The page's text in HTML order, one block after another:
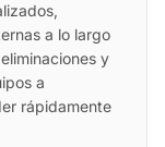
a lo largo
y
a
rápidamente